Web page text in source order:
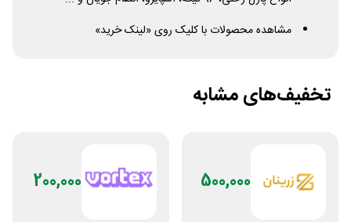
مشاهده محصولات با کلیک روی «لینک خرید»
تخفیف‌های مشابه
500,000
200,000